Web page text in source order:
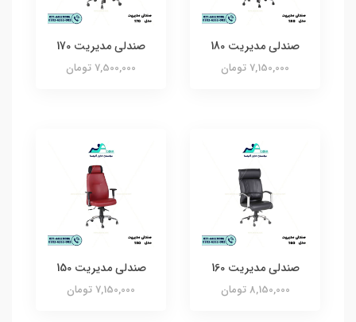
صندلی مدیریت 180
7,150,000 تومان
صندلی مدیریت 170
7,500,000 تومان
صندلی مدیریت 160
8,150,000 تومان
صندلی مدیریت 150
7,150,000 تومان